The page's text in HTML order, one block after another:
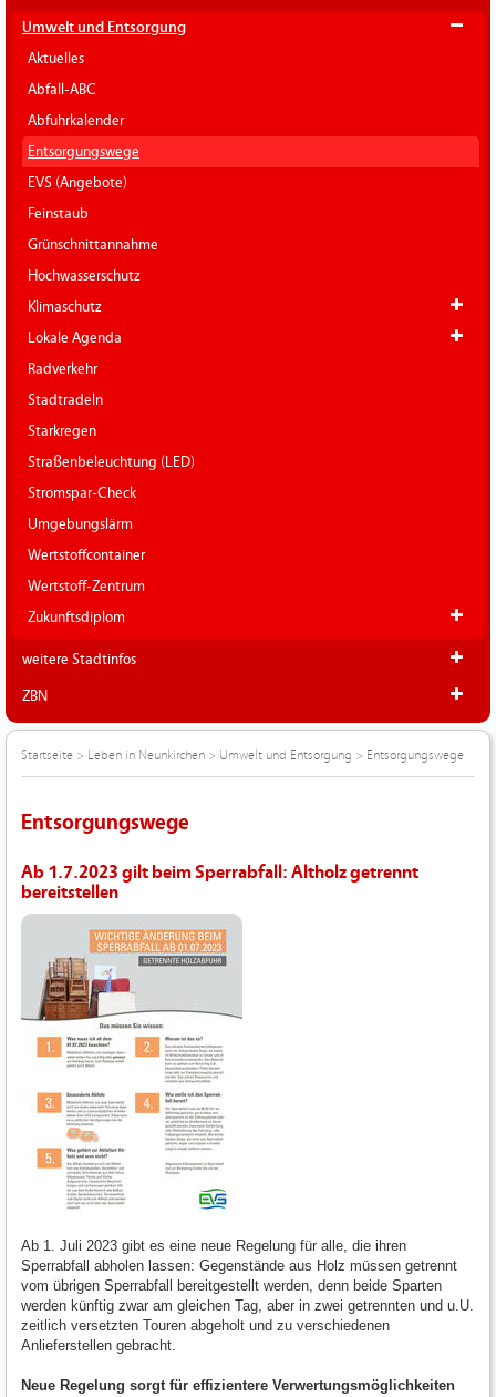
Umwelt und Entsorgung
Aktuelles
Abfall-ABC
Abfuhrkalender
Entsorgungswege
EVS (Angebote)
Feinstaub
Grünschnittannahme
Hochwasserschutz
Klimaschutz
Lokale Agenda
Radverkehr
Stadtradeln
Starkregen
Straßenbeleuchtung (LED)
Stromspar-Check
Umgebungslärm
Wertstoffcontainer
Wertstoff-Zentrum
Zukunftsdiplom
weitere Stadtinfos
ZBN
Startseite > Leben in Neunkirchen > Umwelt und Entsorgung > Entsorgungswege
Entsorgungswege
Ab 1.7.2023 gilt beim Sperrabfall: Altholz getrennt
bereitstellen
Ab 1. Juli 2023 gibt es eine neue Regelung für alle, die ihren
Sperrabfall abholen lassen: Gegenstände aus Holz müssen getrennt
vom übrigen Sperrabfall bereitgestellt werden, denn beide Sparten
werden künftig zwar am gleichen Tag, aber in zwei getrennten und u.U.
zeitlich versetzten Touren abgeholt und zu verschiedenen
Anlieferstellen gebracht.
Neue Regelung sorgt für effizientere Verwertungsmöglichkeiten